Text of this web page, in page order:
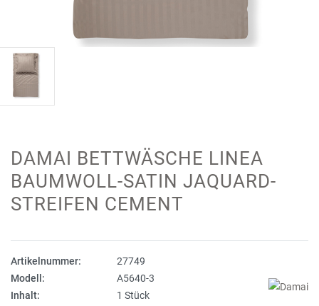
DAMAI BETTWÄSCHE LINEA
BAUMWOLL-SATIN JAQUARD-
STREIFEN CEMENT
Artikelnummer:
27749
Modell:
A5640-3
Inhalt:
1 Stück